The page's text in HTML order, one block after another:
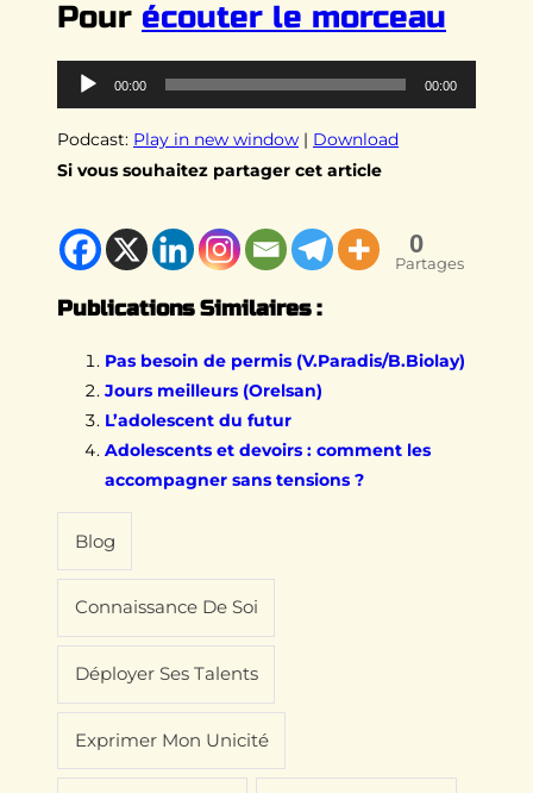
Pour écouter le morceau
Lecteur
audio
00:00 00:00
Podcast: Play in new window | Download
Si vous souhaitez partager cet article
0
Partages
Publications Similaires :
Pas besoin de permis (V.Paradis/B.Biolay)
Jours meilleurs (Orelsan)
L’adolescent du futur
Adolescents et devoirs : comment les
accompagner sans tensions ?
Blog
Connaissance De Soi
Déployer Ses Talents
Exprimer Mon Unicité